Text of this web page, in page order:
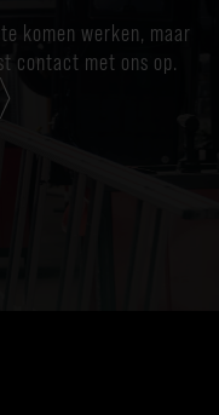
te komen werken, maar
contact met ons op.